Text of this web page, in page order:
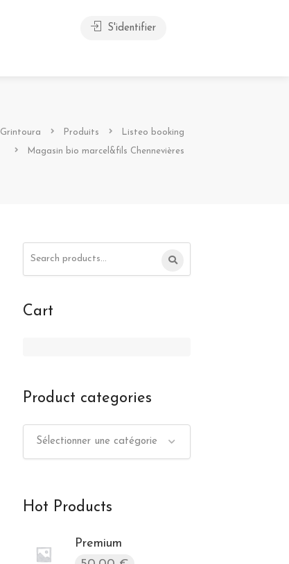
S'identifier
Grintoura Produits Listeo booking
Magasin bio marcel&fils Chennevières
Cart
Product categories
Sélectionner une catégorie
Hot Products
Premium